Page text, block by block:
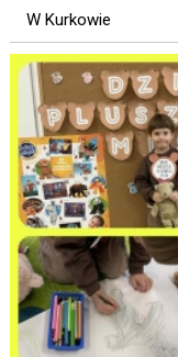
W Kurkowie